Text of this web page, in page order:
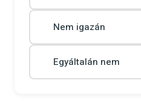
Nem igazán
Egyáltalán nem